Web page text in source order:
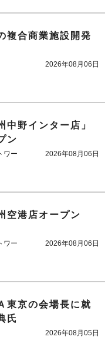
複合商業施設開発
2026年08月06日
中野インター店」
ン
ワー
2026年08月06日
空港店オープン
ワー
2026年08月06日
東京の会場長に就
氏
2026年08月05日